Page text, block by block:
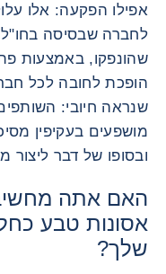
אפילו הפקעה: אלו
לחברה שבסיסה
שהונפקו, באמצעות
הופכת לחובה לכל
שנראה חיובי:
מושפעים בעקיפין
ובסופו של דבר
האם אתה
אסונות טבע
שלך?